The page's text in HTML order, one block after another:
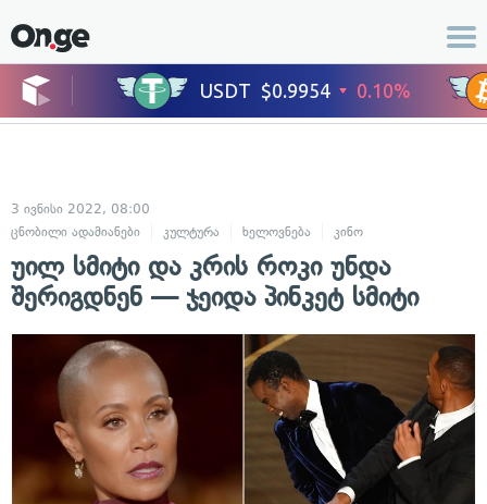
3 ივნისი 2022, 08:00
ცნობილი ადამიანები
კულტურა ხელოვნება კინო
უილ სმიტი და კრის როკი უნდა
შერიგდნენ — ჯეიდა პინკეტ სმიტი